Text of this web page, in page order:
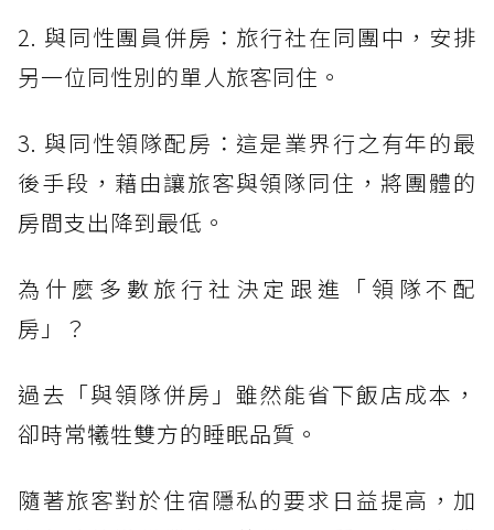
2. 與同性團員併房：旅行社在同團中，安排
另一位同性別的單人旅客同住。
3. 與同性領隊配房：這是業界行之有年的最
後手段，藉由讓旅客與領隊同住，將團體的
房間支出降到最低。
為什麼多數旅行社決定跟進「領隊不配
房」？
過去「與領隊併房」雖然能省下飯店成本，
卻時常犧牲雙方的睡眠品質。
隨著旅客對於住宿隱私的要求日益提高，加